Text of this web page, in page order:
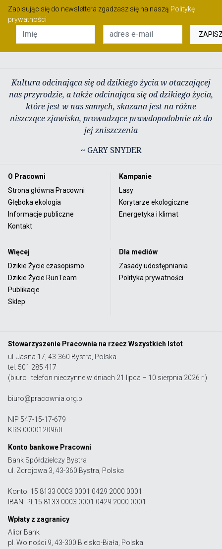
Zapisując się do newslettera zgadzasz się na naszą Politykę
prywatności
Kultura odcinająca się od dzikiego życia w otaczającej
nas przyrodzie, a także odcinająca się od dzikiego życia,
które jest w nas samych, skazana jest na różne
niszczące zjawiska, prowadzące prawdopodobnie aż do
jej zniszczenia
~ GARY SNYDER
O Pracowni
Strona główna Pracowni
Głęboka ekologia
Informacje publiczne
Kontakt
Kampanie
Lasy
Korytarze ekologiczne
Energetyka i klimat
Więcej
Dzikie Życie czasopismo
Dzikie Życie RunTeam
Publikacje
Sklep
Dla mediów
Zasady udostępniania
Polityka prywatności
Stowarzyszenie Pracownia na rzecz Wszystkich Istot
ul. Jasna 17, 43-360 Bystra, Polska
tel. 501 285 417
(biuro i telefon nieczynne w dniach 21 lipca – 10 sierpnia 2026 r.)
biuro@pracownia.org.pl
NIP 547-15-17-679
KRS 0000120960
Konto bankowe Pracowni
Bank Spółdzielczy Bystra
ul. Zdrojowa 3, 43-360 Bystra, Polska
Konto: 15 8133 0003 0001 0429 2000 0001
IBAN: PL15 8133 0003 0001 0429 2000 0001
Wpłaty z zagranicy
Alior Bank
pl. Wolności 9, 43-300 Bielsko-Biała, Polska